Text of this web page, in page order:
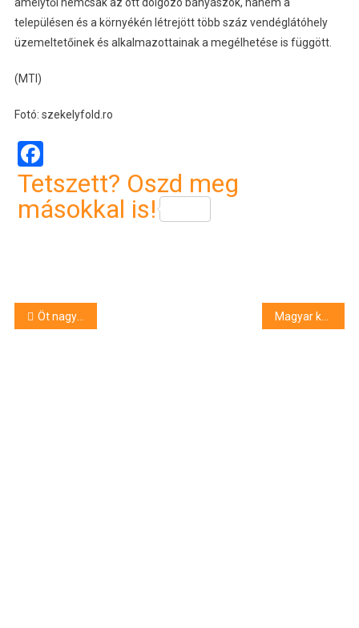
településen és a környékén létrejött több száz vendéglátóhely
üzemeltetőinek és alkalmazottainak a megélhetése is függött.
(MTI)
Fotó: szekelyfold.ro
Facebook
Tetszett? Oszd meg
másokkal is!
Bejegyzés
Öt nagyszínházi és három kamaraszínházi bemutatót tervez a Soproni Petőfi Színház a jövő évadban